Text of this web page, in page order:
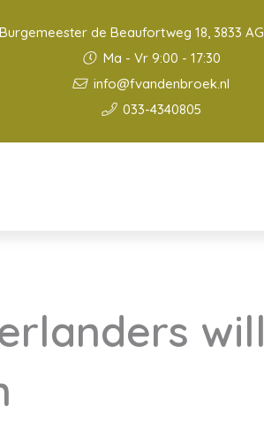
Burgemeester de Beaufortweg 18, 3833
Ma - Vr 9:00 - 17:30
info@fvandenbroek.nl
033-4340805